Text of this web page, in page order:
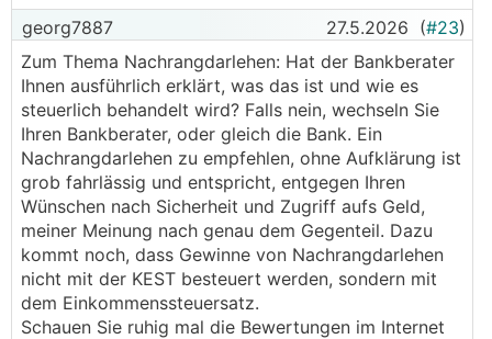
Liebe Grüße klio
georg7887 27.5.2026 (#23)
Zum Thema Nachrangdarlehen: Hat der Bankberater
Ihnen ausführlich erklärt, was das ist und wie es
steuerlich behandelt wird? Falls nein, wechseln Sie
Ihren Bankberater, oder gleich die Bank. Ein
Nachrangdarlehen zu empfehlen, ohne Aufklärung ist
grob fahrlässig und entspricht, entgegen Ihren
Wünschen nach Sicherheit und Zugriff aufs Geld,
meiner Meinung nach genau dem Gegenteil. Dazu
kommt noch, dass Gewinne von Nachrangdarlehen
nicht mit der KEST besteuert werden, sondern mit
dem Einkommenssteuersatz.
Schauen Sie ruhig mal die Bewertungen im Internet